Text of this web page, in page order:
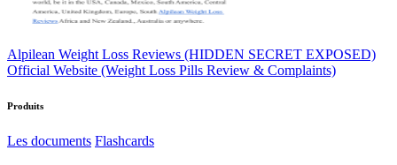
Alpilean Weight Loss Reviews (HIDDEN SECRET EXPOSED)
Official Website (Weight Loss Pills Review & Complaints)
Produits
Les documents Flashcards